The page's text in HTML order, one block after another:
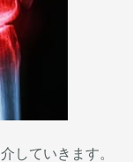
していきます。